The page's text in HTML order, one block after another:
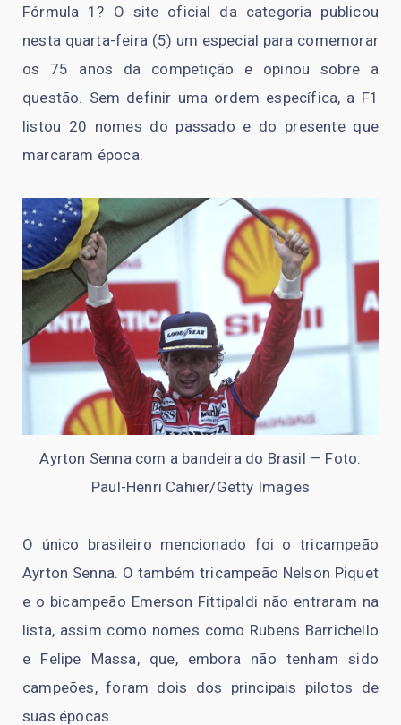
Fórmula 1? O site oficial da categoria publicou
nesta quarta-feira (5) um especial para comemorar
os 75 anos da competição e opinou sobre a
questão. Sem definir uma ordem específica, a F1
listou 20 nomes do passado e do presente que
marcaram época.
Ayrton Senna com a bandeira do Brasil — Foto:
Paul-Henri Cahier/Getty Images
O único brasileiro mencionado foi o tricampeão
Ayrton Senna. O também tricampeão Nelson Piquet
e o bicampeão Emerson Fittipaldi não entraram na
lista, assim como nomes como Rubens Barrichello
e Felipe Massa, que, embora não tenham sido
campeões, foram dois dos principais pilotos de
suas épocas.